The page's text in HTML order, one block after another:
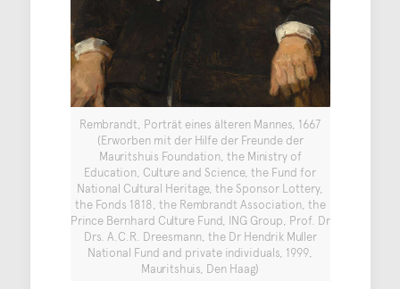
Rembrandt, Porträt eines älteren Mannes, 1667
(Erworben mit der Hilfe der Freunde der
Mauritshuis Foundation, the Ministry of
Education, Culture and Science, the Fund for
National Cultural Heritage, the Sponsor Lottery,
the Fonds 1818, the Rembrandt Association, the
Prince Bernhard Culture Fund, ING Group, Prof. Dr
Drs. A.C.R. Dreesmann, the Dr Hendrik Muller
National Fund and private individuals, 1999,
Mauritshuis, Den Haag)